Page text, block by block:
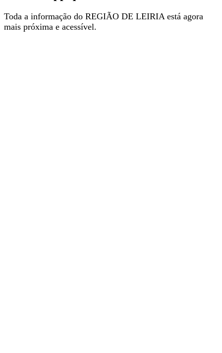
Toda a informação do REGIÃO DE LEIRIA está agora
mais próxima e acessível.